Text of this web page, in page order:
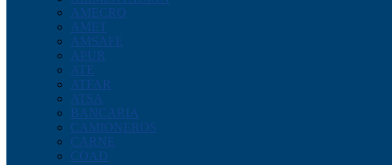
AMECRO
AMET
AMSAFE
APUR
ATE
ATFAR
ATSA
BANCARIA
CAMIONEROS
CARNE
COAD